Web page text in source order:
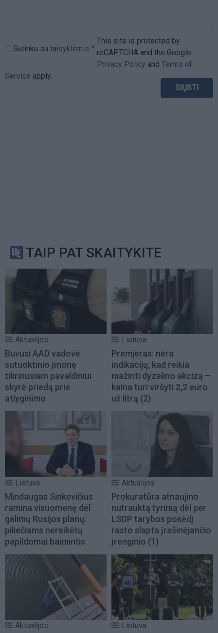
Sutinku su taisyklėmis
This site is protected by
reCAPTCHA and the Google
Privacy Policy and Terms of
Service apply.
TAIP PAT SKAITYKITE
Aktualijos
Buvusi AAD vadovė
sutuoktinio įmonę
tikrinusiam pavaldiniui
skyrė priedą prie
atlyginimo
Lietuva
Premjeras: nėra
indikacijų, kad reikia
mažinti dyzelino akcizą –
kaina turi viršyti 2,2 euro
už litrą (2)
Lietuva
Mindaugas Sinkevičius
ramina visuomenę dėl
galimų Rusijos planų:
piliečiams nereikėtų
papildomai baimintis
Aktualijos
Prokuratūra atnaujino
nutrauktą tyrimą dėl per
LSDP tarybos posėdį
rasto slapta įrašinėjančio
įrenginio (1)
Aktualijos Lietuva